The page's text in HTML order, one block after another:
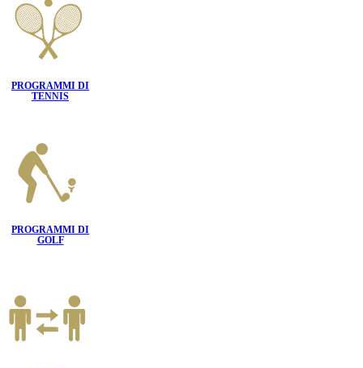
PROGRAMMI DI
TENNIS
PROGRAMMI DI
GOLF